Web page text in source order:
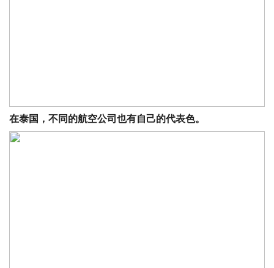
在泰国，不同的航空公司也有自己的代表色。